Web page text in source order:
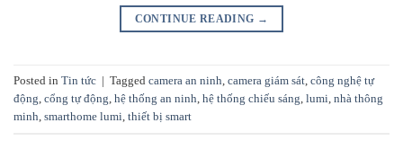
CONTINUE READING →
Posted in Tin tức | Tagged camera an ninh camera giám sát công nghệ tự
động cổng tự động hệ thống an ninh hệ thống chiếu sáng lumi nhà thông
minh smarthome lumi thiết bị smart